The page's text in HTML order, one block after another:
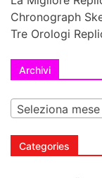
Chronograph
Tre Orologi
Archivi
Seleziona mese
Categories